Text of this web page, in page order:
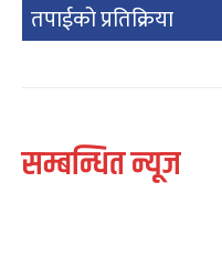
तपाईको प्रतिक्रिया
सम्बन्धित न्यूज